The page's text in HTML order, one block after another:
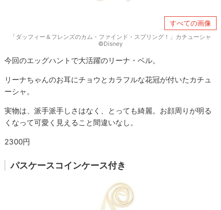
すべての画像
「ダッフィー＆フレンズのカム・ファインド・スプリング！」カチューシャ
©Disney
今回のエッグハントで大活躍のリーナ・ベル。
リーナちゃんのお耳にチョウとカラフルな花冠が付いたカチュ
ーシャ。
実物は、派手派手しさはなく、とっても綺麗。お顔周りが明る
くなって可愛く見えること間違いなし。
2300円
パスケースコインケース付き